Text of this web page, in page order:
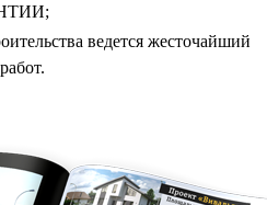
ведется жесточайший